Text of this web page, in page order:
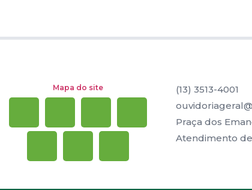
Mapa do site
(13) 3513-4001
Praça dos
Atendimento de